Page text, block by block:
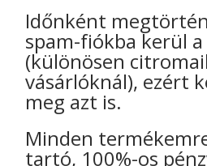
Időnként
spam-fiókba kerül a
(különösen
vásárlóknál), ezért
meg azt is.
Minden
tartó, 100%-os